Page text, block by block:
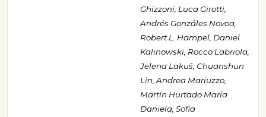
Ghizzoni, Luca Girotti,
Andrés Gonzáles Novoa,
Robert L. Hampel, Daniel
Kalinowski, Rocco Labriola,
Jelena Lakuš, Chuanshun
Lin, Andrea Mariuzzo,
Martín Hurtado María
Daniela, Sofia